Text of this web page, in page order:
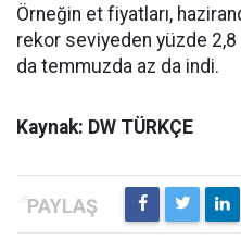
Örneğin et fiyatları,
rekor seviyeden yüzde
da temmuzda az da indi.
Kaynak: DW TÜRKÇE